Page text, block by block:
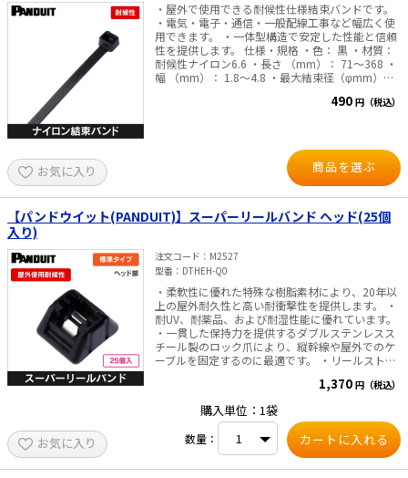
・屋外で使用できる耐候性仕様結束バンドです。
・電気・電子・通信・一般配線工事など幅広く使
用できます。 ・一体型構造で安定した性能と信頼
性を提供します。 仕様・規格 ・色： 黒 ・材質：
耐候性ナイロン6.6 ・長さ （mm）： 71～368 ・
幅 （mm）： 1.8～4.8 ・最大結束径（φmm）：
490 円（税込）
お気に入り 商品を選ぶ
【パンドウイット(PANDUIT)】スーパーリールバンド ヘッド(25個
入り)
注文コード
M2527
型番
DTHEH-Q0
・柔軟性に優れた特殊な樹脂素材により、20年以
上の屋外耐久性と高い耐衝撃性を提供します。 ・
耐UV、耐薬品、および耐湿性能に優れています。
・一貫した保持力を提供するダブルステンレスス
チール製のロック爪により、縦幹線や屋外でのケ
ーブルを固定するのに最適です。 ・リールストラ
様・規格 ・色： 黒 ・使用環境： 屋外（耐候性）
・ヘッド高さ （mm）： 12.4 ・ヘッド幅
（mm）： 18.2 ・材質： 耐候性アセタール ・適
用リール：DTREH-LR0 ・25個入り
1,370 円（税込）
お気に入り
購入単位：1袋
数量：